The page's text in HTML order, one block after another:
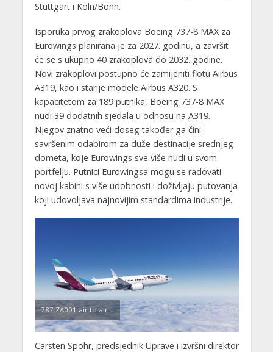
Stuttgart i Köln/Bonn.
Isporuka prvog zrakoplova Boeing 737-8 MAX za
Eurowings planirana je za 2027. godinu, a završit
će se s ukupno 40 zrakoplova do 2032. godine.
Novi zrakoplovi postupno će zamijeniti flotu Airbus
A319, kao i starije modele Airbus A320. S
kapacitetom za 189 putnika, Boeing 737-8 MAX
nudi 39 dodatnih sjedala u odnosu na A319.
Njegov znatno veći doseg također ga čini
savršenim odabirom za duže destinacije srednjeg
dometa, koje Eurowings sve više nudi u svom
portfelju. Putnici Eurowingsa mogu se radovati
novoj kabini s više udobnosti i doživljaju putovanja
koji udovoljava najnovijim standardima industrije.
787 ZA001 air to air
Carsten Spohr, predsjednik Uprave i izvršni direktor